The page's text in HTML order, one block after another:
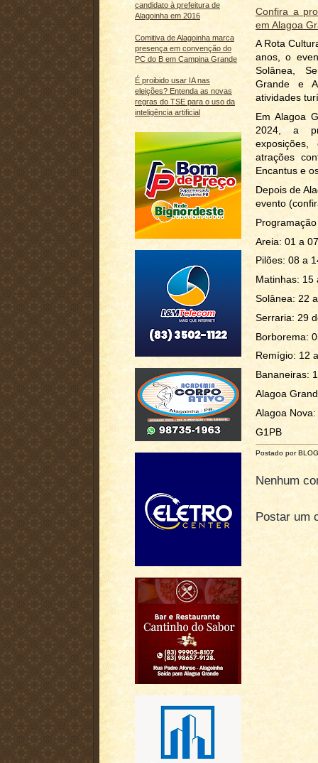
candidato à prefeitura de
Alagoinha em 2016
Comitiva de Alagoinha marca
presença em convenção do
PC do B em Campina Grande
É proibido usar IA nas
eleições? Entenda as novas
regras do TSE para o uso da
inteligência artificial
Confira a
em Alagoa
A Rota
anos, o
Solânea,
Grande e
atividades
Em Alagoa
2024, a
atrações
Encantus e
Depois de
evento
Areia: 01 a
Pilões: 08 a
Matinhas: 15
Solânea: 22
Serraria: 29
Borborema:
Remígio: 12
Bananeiras:
Alagoa
Alagoa
G1PB
Postado por
Nenhum
Postar um